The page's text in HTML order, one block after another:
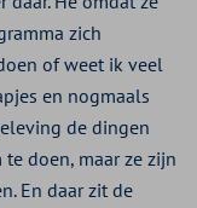
zich
of weet ik veel
en nogmaals
de dingen
doen, maar ze zijn
En daar zit de